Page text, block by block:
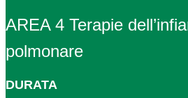
AREA 4 Terapie
polmonare
DURATA